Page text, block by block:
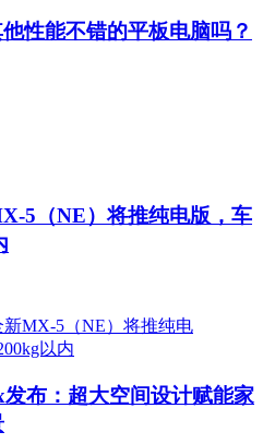
性能不错的平板电脑吗？
5（NE）将推纯电版，车
布：超大空间设计赋能家